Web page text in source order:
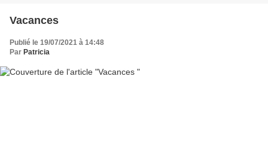
Vacances
Publié le 19/07/2021 à 14:48
Par Patricia